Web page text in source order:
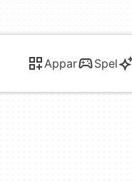
Appar Spel